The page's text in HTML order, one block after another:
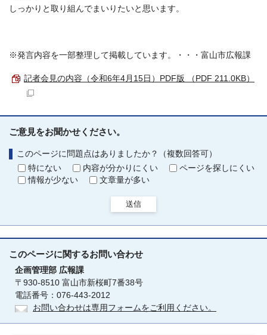
しっかりと取り組んでまいりたいと思います。
※発言内容を一部整理して掲載しています。・・・富山市広報課
記者会見の内容（令和6年4月15日）PDF版 （PDF 211.0KB）
ご意見をお聞かせください。
このページに問題点はありましたか？（複数回答可）
特にない
内容が分かりにくい
ページを探しにくい
情報が少ない
文章量が多い
送信
このページに関するお問い合わせ
企画管理部 広報課
〒930-8510 富山市新桜町7番38号
電話番号：076-443-2012
お問い合わせは専用フォームをご利用ください。